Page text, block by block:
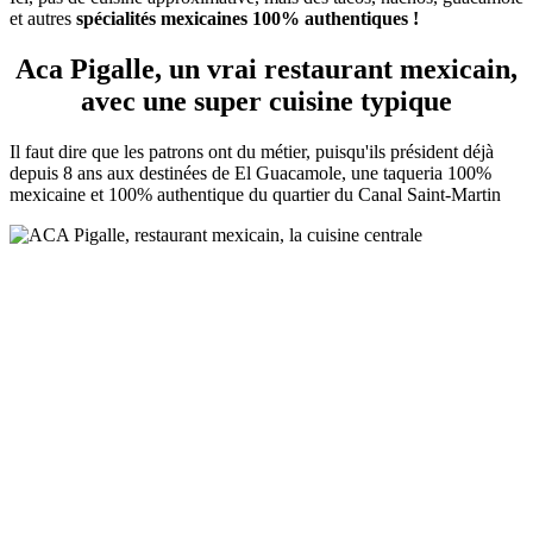
et autres spécialités mexicaines 100% authentiques !
Aca Pigalle, un vrai restaurant mexicain,
avec une super cuisine typique
Il faut dire que les patrons ont du métier, puisqu'ils président déjà
depuis 8 ans aux destinées de El Guacamole, une taqueria 100%
mexicaine et 100% authentique du quartier du Canal Saint-Martin